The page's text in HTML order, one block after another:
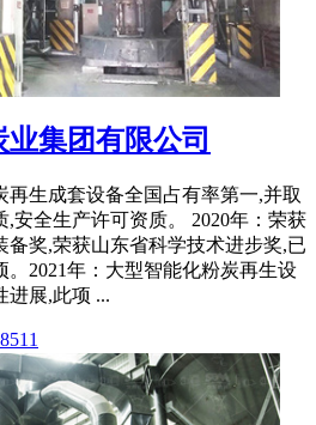
集团有限公司
再生成套设备全国占有率第一,并取
,安全生产许可资质。 2020年：荣获
备奖,荣获山东省科学技术进步奖,已
。2021年：大型智能化粉炭再生设
进展,此项 ...